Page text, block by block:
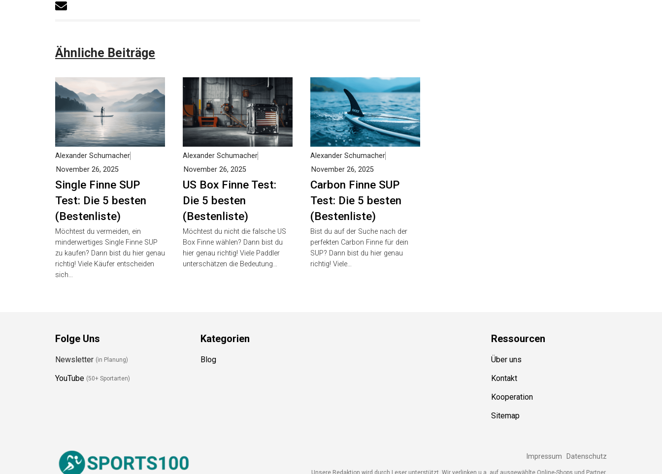
Ähnliche Beiträge
Single Finne SUP
Test: Die 5 besten
(Bestenliste)
Alexander Schumacher
November 26, 2025
Möchtest du vermeiden, ein
minderwertiges Single Finne SUP
zu kaufen? Dann bist du hier
genau richtig! Viele Käufer
entscheiden sich…
US Box Finne Test:
Die 5 besten
(Bestenliste)
Alexander Schumacher
November 26, 2025
Möchtest du nicht die falsche US
Box Finne wählen? Dann bist du
hier genau richtig! Viele Paddler
unterschätzen die Bedeutung…
Carbon Finne SUP
Test: Die 5 besten
(Bestenliste)
Alexander Schumacher
November 26, 2025
Bist du auf der Suche nach der
perfekten Carbon Finne für dein
SUP? Dann bist du hier genau
richtig! Viele…
Folge Uns
Newsletter(in Planung)
YouTube (50+ Sportarten)
Kategorien
Blog
Ressourcen
Über uns
Kontakt
Kooperation
Sitemap
Impressum Datenschutz
Unsere Redaktion wird durch Leser unterstützt. Wir verlinken u.a. auf ausgewählte Online-Shops und Partner,